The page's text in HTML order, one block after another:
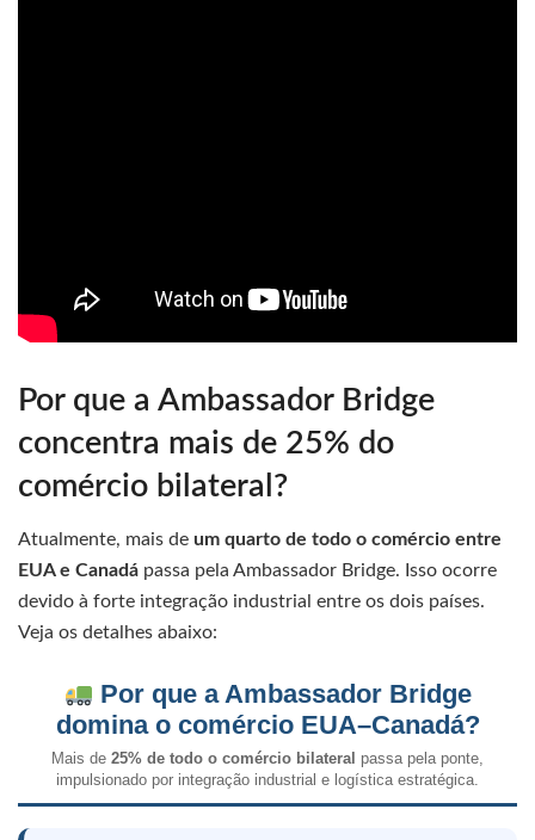
Por que a Ambassador Bridge
concentra mais de 25% do
comércio bilateral?
Atualmente, mais de um quarto de todo o comércio entre
EUA e Canadá passa pela Ambassador Bridge. Isso ocorre
devido à forte integração industrial entre os dois países.
Veja os detalhes abaixo:
Por que a Ambassador Bridge
domina o comércio EUA–Canadá?
Mais de 25% de todo o comércio bilateral passa pela ponte,
impulsionado por integração industrial e logística estratégica.